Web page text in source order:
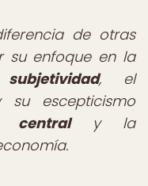
de otras
su enfoque en la
subjetividad, el
escepticismo
centraly la